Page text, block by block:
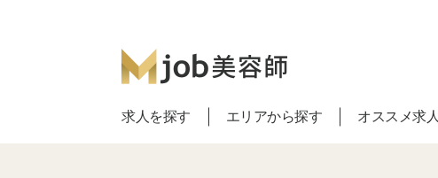
求人を探す エリアから探す オススメ求人